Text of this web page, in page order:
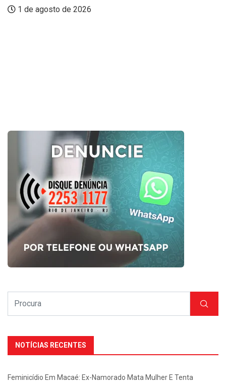
1 de agosto de 2026
NOTÍCIAS RECENTES
Feminicídio Em Macaé: Ex-Namorado Mata Mulher E Tenta